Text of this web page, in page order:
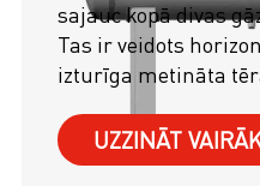
sajauc kopā divas
Tas ir veidots
izturīga metināta
UZZINĀT